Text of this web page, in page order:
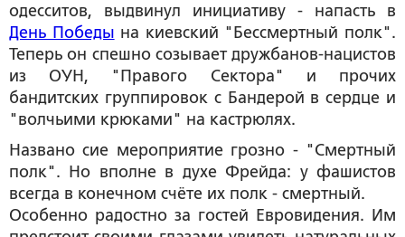
одесситов, выдвинул инициативу - напасть в
День Победы на киевский "Бессмертный полк".
Теперь он спешно созывает дружбанов-нацистов
из ОУН, "Правого Сектора" и прочих
бандитских группировок с Бандерой в сердце и
"волчьими крюками" на кастрюлях.
Названо сие мероприятие грозно - "Смертный
полк". Но вполне в духе Фрейда: у фашистов
всегда в конечном счёте их полк - смертный.
Особенно радостно за гостей Евровидения. Им